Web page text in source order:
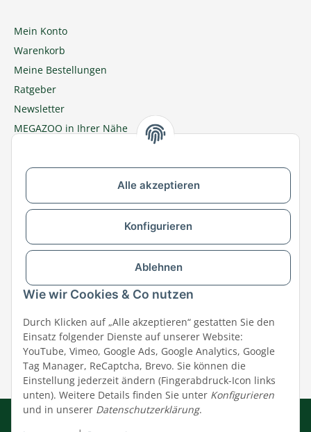
Alle akzeptieren
Konfigurieren
Ablehnen
Wie wir Cookies & Co nutzen
Durch Klicken auf „Alle akzeptieren“ gestatten Sie den
Einsatz folgender Dienste auf unserer Website:
YouTube, Vimeo, Google Ads, Google Analytics, Google
Tag Manager, ReCaptcha, Brevo. Sie können die
Einstellung jederzeit ändern (Fingerabdruck-Icon links
unten). Weitere Details finden Sie unter Konfigurieren
und in unserer Datenschutzerklärung.
Mein Konto
Warenkorb
Meine Bestellungen
Ratgeber
Newsletter
MEGAZOO in Ihrer Nähe
Zu MEGAZOO-nord.de wechseln
Versandpartner & Zahlungsmöglichkeiten
Impressum|AGB|Datenschutz